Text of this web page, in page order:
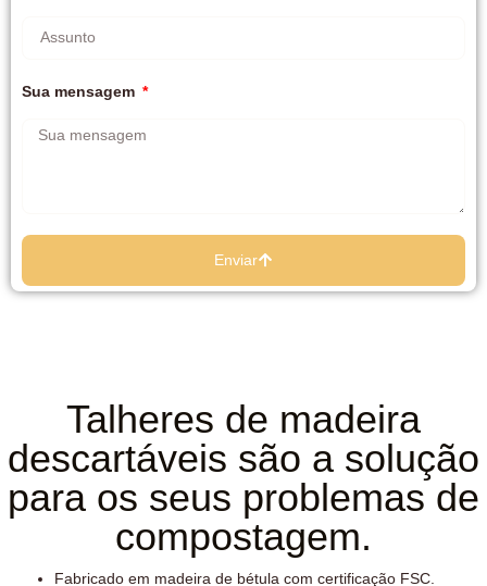
Sua mensagem
Enviar
Talheres de madeira
descartáveis ​​são a solução
para os seus problemas de
compostagem.
Fabricado em madeira de bétula com certificação FSC.